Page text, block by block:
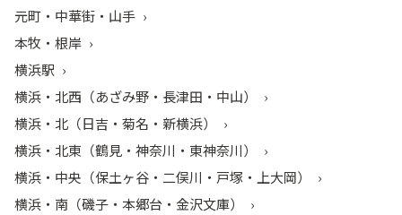
元町・中華街・山手
本牧・根岸
横浜駅
横浜・北西（あざみ野・長津田・中山）
横浜・北（日吉・菊名・新横浜）
横浜・北東（鶴見・神奈川・東神奈川）
横浜・中央（保土ヶ谷・二俣川・戸塚・上大岡）
横浜・南（磯子・本郷台・金沢文庫）